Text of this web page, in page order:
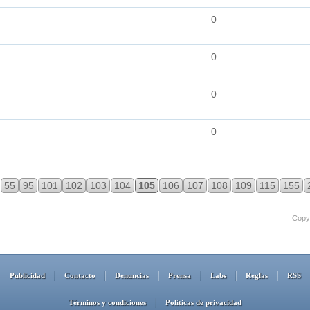
0
0
0
0
55 95 101 102 103 104 105 106 107 108 109 115 155
Publicidad Contacto Denuncias Prensa Labs Reglas RSS
Términos y condiciones Políticas de privacidad